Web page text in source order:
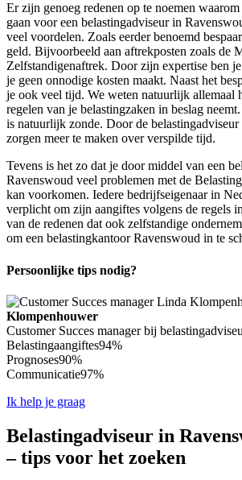
Er zijn genoeg redenen op te noemen
gaan voor een belastingadviseur in
veel voordelen. Zoals eerder benoemd
geld. Bijvoorbeeld aan aftrekposten zoals de
Zelfstandigenaftrek. Door zijn expertise ben
je geen onnodige kosten maakt. Naast het
je ook veel tijd. We weten natuurlijk allemaal
regelen van je belastingzaken in beslag
is natuurlijk zonde. Door de
zorgen meer te maken over verspilde tijd.
Tevens is het zo dat je door middel van een
Ravenswoud veel problemen met de
kan voorkomen. Iedere bedrijfseigenaar in
verplicht om zijn aangiftes volgens de regels
van de redenen dat ook zelfstandige
om een belastingkantoor Ravenswoud in te
Persoonlijke tips nodig?
Klompenhouwer
Customer Succes manager bij
Belastingaangiftes94%
Prognoses90%
Communicatie97%
Ik help je graag
Belastingadviseur in
– tips voor het zoeken